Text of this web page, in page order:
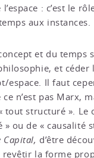
: c’est le
aux instances.
et du temps
et céder
espace. Il faut
n’est pas Marx,
tout structuré ». Le
» ou de « causalité
Capital, d’être
la forme